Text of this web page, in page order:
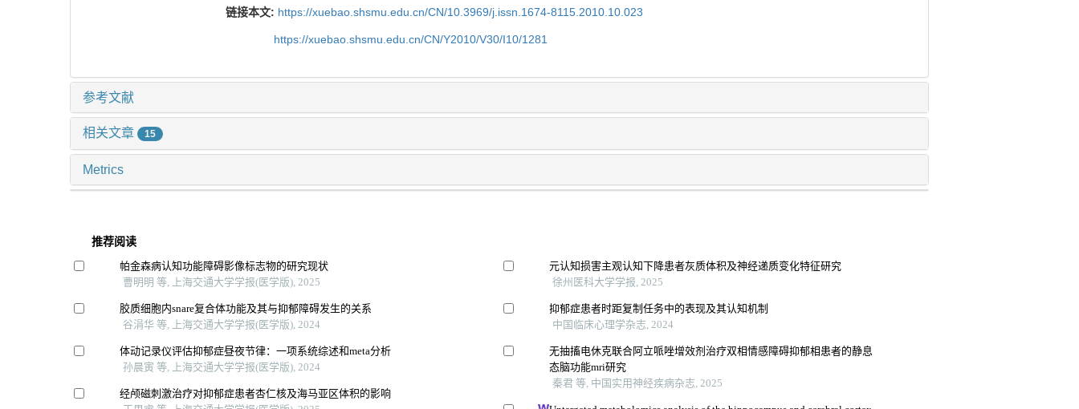
链接本文: https://xuebao.shsmu.edu.cn/CN/10.3969/j.issn.1674-8115.2010.10.023
https://xuebao.shsmu.edu.cn/CN/Y2010/V30/I10/1281
参考文献
相关文章 15
Metrics
推荐阅读
帕金森病认知功能障碍影像标志物的研究现状
曹明明 等, 上海交通大学学报(医学版), 2025
胶质细胞内snare复合体功能及其与抑郁障碍发生的关系
谷涓华 等, 上海交通大学学报(医学版), 2024
体动记录仪评估抑郁症昼夜节律：一项系统综述和meta分析
孙晨寅 等, 上海交通大学学报(医学版), 2024
经颅磁刺激治疗对抑郁症患者杏仁核及海马亚区体积的影响
元认知损害主观认知下降患者灰质体积及神经递质变化特征研究
徐州医科大学学报, 2025
抑郁症患者时距复制任务中的表现及其认知机制
中国临床心理学杂志, 2024
无抽搐电休克联合阿立哌唑增效剂治疗双相情感障碍抑郁相患者的静息
态脑功能mri研究
秦君 等, 中国实用神经疾病杂志, 2025